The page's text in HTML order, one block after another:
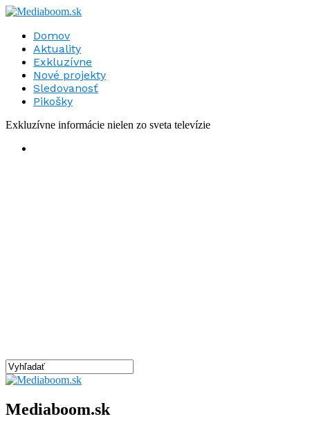
Domov
Aktuality
Exkluzívne
Nové projekty
Sledovanosť
Pikošky
Exkluzívne informácie nielen zo sveta televízie
Mediaboom.sk